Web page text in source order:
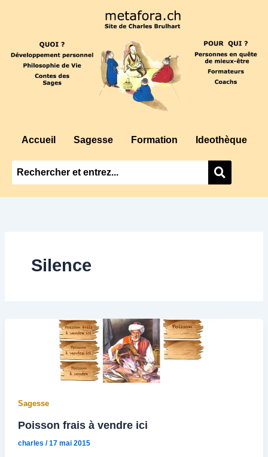
Accueil Sagesse Formation Ideothèque
Silence
Sagesse
Poisson frais à vendre ici
charles /17 mai 2015